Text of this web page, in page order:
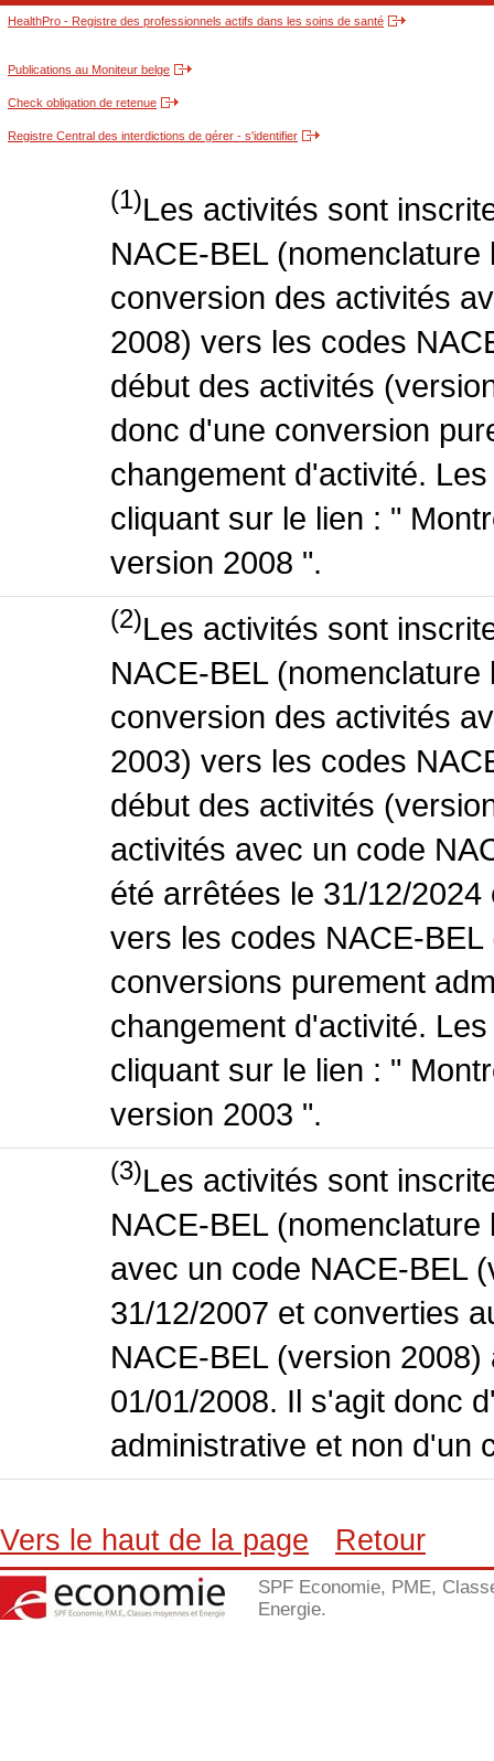
HealthPro - Registre des professionnels actifs dans les soins de santé
Publications au Moniteur belge
Check obligation de retenue
Registre Central des interdictions de gérer - s'identifier
(1)Les activités sont
NACE-BEL
conversion des activités
2008) vers les codes
début des activités
donc d'une conversion
changement d'activité.
cliquant sur le lien : "
version 2008 ".
(2)Les activités sont
NACE-BEL
conversion des activités
2003) vers les codes
début des activités
activités avec un code
été arrêtées le 31/12/
vers les codes NACE-
conversions purement
changement d'activité.
cliquant sur le lien : "
version 2003 ".
(3)Les activités sont
NACE-BEL
avec un code NACE-BEL
31/12/2007 et converties
NACE-BEL (version
01/01/2008. Il s'agit donc
administrative et non d'un
Vers le haut de la page Retour
SPF Economie, PME,
Energie.